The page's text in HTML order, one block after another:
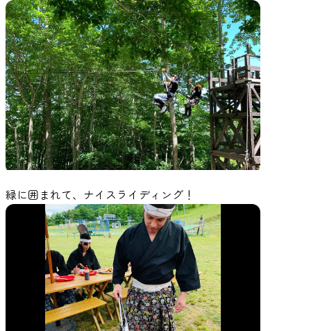
緑に囲まれて、ナイスライディング！